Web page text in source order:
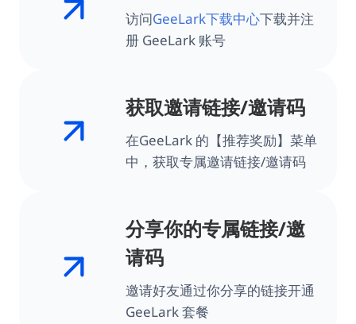
访问GeeLark下载中心下载并注
册 GeeLark 账号
获取邀请链接/邀请码
在GeeLark 的【推荐奖励】菜单
中，获取专属邀请链接/邀请码
分享你的专属链接/邀
请码
邀请好友通过你分享的链接开通
GeeLark 套餐